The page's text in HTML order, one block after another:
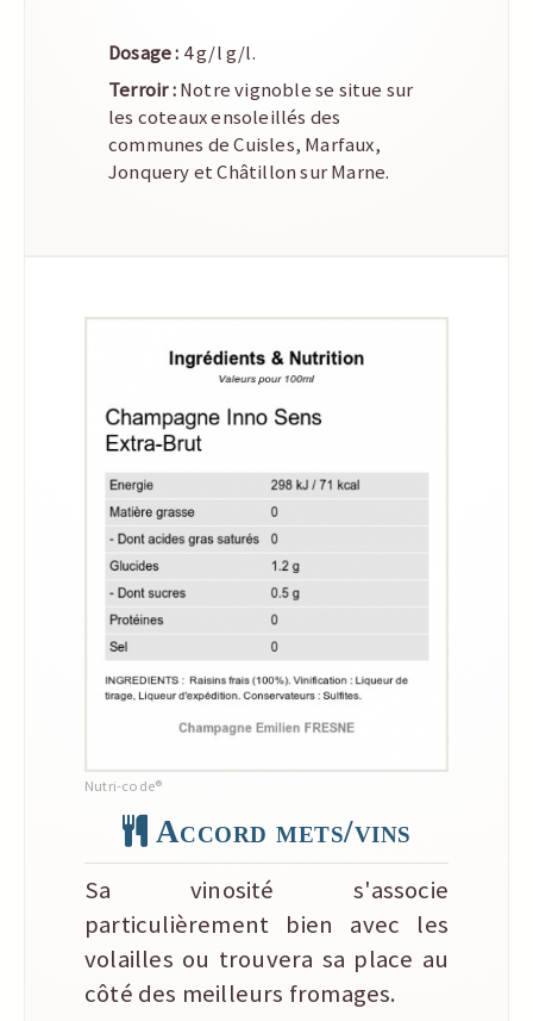
Dosage : 4 g/l g/l.
Terroir :Notre vignoble se situe sur
les coteaux ensoleillés des
communes de Cuisles, Marfaux,
Jonquery et Châtillon sur Marne.
Nutri-code®
Accord mets/vins
Sa vinosité s'associe
particulièrement bien avec les
volailles ou trouvera sa place au
côté des meilleurs fromages.